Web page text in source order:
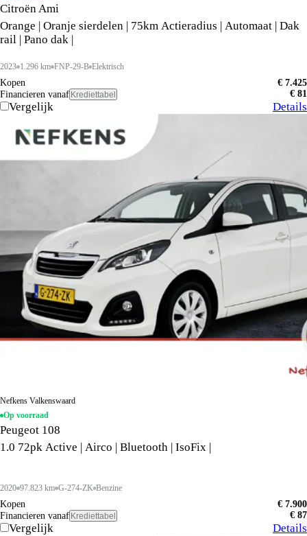
Citroën Ami
Orange | Oranje sierdelen | 75km Actieradius | Automaat | Dak
rail | Pano dak |
2023 1.296 km FNP-29-B Elektrisch
Kopen
€ 7.425
Financieren vanaf Krediettabel € 81
Vergelijk Details
Nefkens Valkenswaard
Op voorraad
Peugeot 108
1.0 72pk Active | Airco | Bluetooth | IsoFix |
2020 97.823 km G-274-ZK Benzine
Kopen
€ 7.900
Financieren vanaf Krediettabel € 87
Vergelijk Details